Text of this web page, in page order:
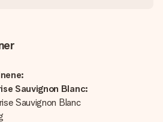
Sauvignon Blanc:
Sauvignon Blanc